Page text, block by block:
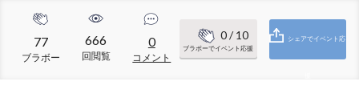
77
ブラボー
666
回閲覧
0
コメント
0/ 10
ブラボーでイベント応援
シェアでイベント応